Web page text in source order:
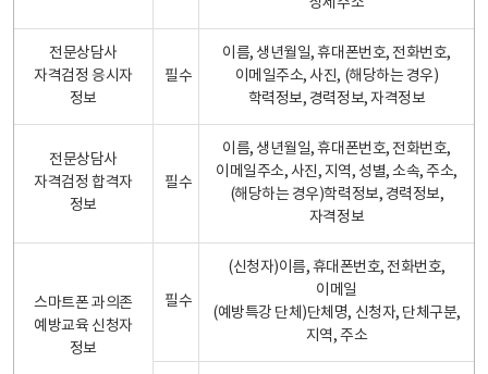
상세주소
전문상담사
자격검정 응시자
정보
필수
이름, 생년월일, 휴대폰번호, 전화번호,
이메일주소, 사진, (해당하는 경우)
학력정보, 경력정보, 자격정보
전문상담사
자격검정 합격자
정보
필수
이름, 생년월일, 휴대폰번호, 전화번호,
이메일주소, 사진, 지역, 성별, 소속, 주소,
(해당하는 경우)학력정보, 경력정보,
자격정보
스마트폰 과의존
예방교육 신청자
정보
필수
(신청자)이름, 휴대폰번호, 전화번호,
이메일
(예방특강 단체)단체명, 신청자, 단체구분,
지역, 주소